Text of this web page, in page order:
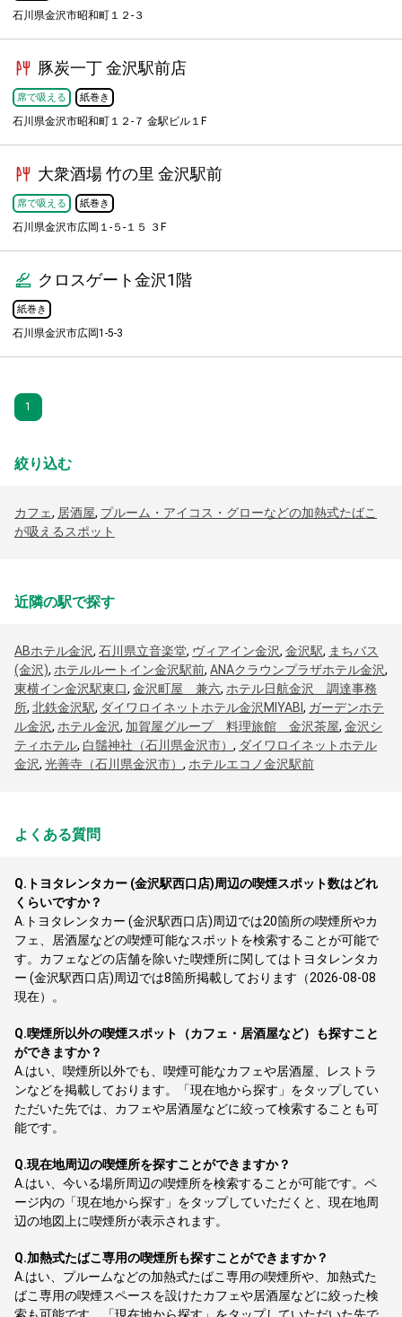
石川県金沢市昭和町１２-３
豚炭一丁 金沢駅前店
席で吸える 紙巻き
石川県金沢市昭和町１２-７ 金駅ビル１F
大衆酒場 竹の里 金沢駅前
席で吸える 紙巻き
石川県金沢市広岡１-５-１５ ３F
クロスゲート金沢1階
紙巻き
石川県金沢市広岡1-5-3
1
絞り込む
カフェ, 居酒屋, プルーム・アイコス・グローなどの加熱式たばこ
が吸えるスポット
近隣の駅で探す
ABホテル金沢, 石川県立音楽堂, ヴィアイン金沢, 金沢駅, まちバス
(金沢), ホテルルートイン金沢駅前, ANAクラウンプラザホテル金沢,
東横イン金沢駅東口, 金沢町屋 兼六, ホテル日航金沢 調達事務
所, 北鉄金沢駅, ダイワロイネットホテル金沢MIYABI , ガーデンホテ
ル金沢, ホテル金沢, 加賀屋グループ 料理旅館 金沢茶屋, 金沢シ
ティホテル, 白鬚神社（石川県金沢市） , ダイワロイネットホテル
金沢, 光善寺（石川県金沢市） , ホテルエコノ金沢駅前
よくある質問
Q. トヨタレンタカー (金沢駅西口店)周辺の喫煙スポット数はどれ
くらいですか？
A. トヨタレンタカー (金沢駅西口店)周辺では20箇所の喫煙所やカ
フェ、居酒屋などの喫煙可能なスポットを検索することが可能で
す。カフェなどの店舗を除いた喫煙所に関してはトヨタレンタカ
ー (金沢駅西口店)周辺では8箇所掲載しております（2026-08-08
現在）。
Q.喫煙所以外の喫煙スポット（カフェ・居酒屋など）も探すこと
ができますか？
A. はい、喫煙所以外でも、喫煙可能なカフェや居酒屋、レストラ
ンなどを掲載しております。「現在地から探す」をタップしてい
ただいた先では、カフェや居酒屋などに絞って検索することも可
能です。
Q.現在地周辺の喫煙所を探すことができますか？
A. はい、今いる場所周辺の喫煙所を検索することが可能です。ペ
ージ内の「現在地から探す」をタップしていただくと、現在地周
辺の地図上に喫煙所が表示されます。
Q.加熱式たばこ専用の喫煙所も探すことができますか？
A. はい、プルームなどの加熱式たばこ専用の喫煙所や、加熱式た
ばこ専用の喫煙スペースを設けたカフェや居酒屋などに絞った検